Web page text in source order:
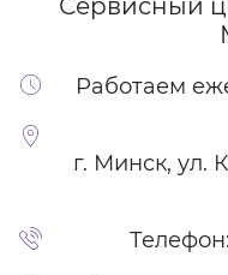
Работаем
г. Минск, ул.
Телефон: